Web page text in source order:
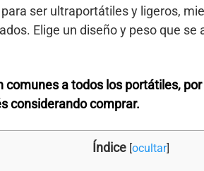
ser ultraportátiles y ligeros,
Elige un diseño y peso que
a todos los portátiles,
considerando comprar.
Índice [ocultar]